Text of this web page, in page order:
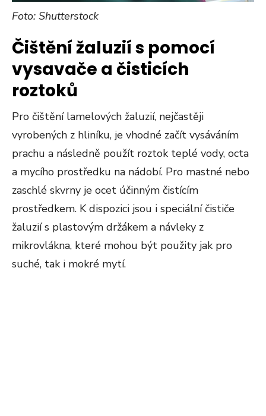
Foto: Shutterstock
Čištění žaluzií s pomocí
vysavače a čisticích
roztoků
Pro čištění lamelových žaluzií, nejčastěji
vyrobených z hliníku, je vhodné začít vysáváním
prachu a následně použít roztok teplé vody, octa
a mycího prostředku na nádobí. Pro mastné nebo
zaschlé skvrny je ocet účinným čistícím
prostředkem. K dispozici jsou i speciální čističe
žaluzií s plastovým držákem a návleky z
mikrovlákna, které mohou být použity jak pro
suché, tak i mokré mytí​​.